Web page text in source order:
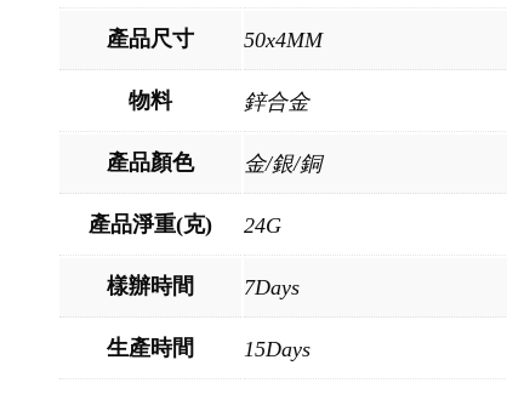
產品尺寸 50x4MM
物料 鋅合金
產品顏色 金/銀/銅
產品淨重(克) 24G
樣辦時間 7Days
生產時間 15Days